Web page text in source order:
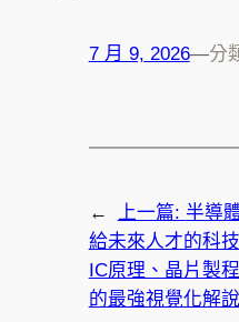
7 月 9, 2026—分
← 上一篇: 半導
給未來人才的科
IC原理、晶片製
的最強視覺化解說